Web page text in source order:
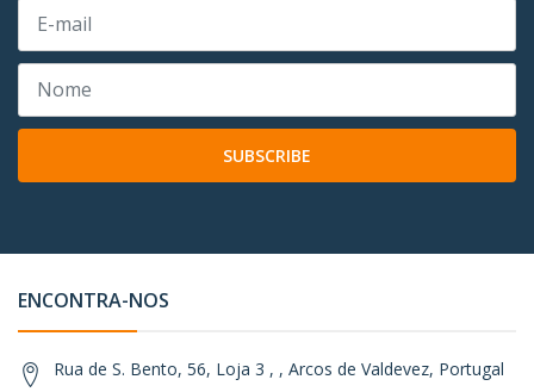
SUBSCRIBE
ENCONTRA-NOS
Rua de S. Bento, 56, Loja 3 , , Arcos de Valdevez, Portugal